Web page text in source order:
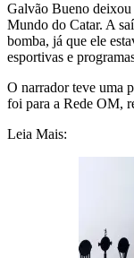
Galvão Bueno
Mundo do Catar. A
bomba, já que ele
esportivas e
O narrador teve uma
foi para a Rede OM,
Leia Mais: